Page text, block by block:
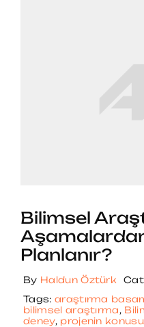
Bilimsel
Planlanır?
By Haldun Öztürk
Tags: araştırma
bilimsel araştırma,
deney, projenin konusu